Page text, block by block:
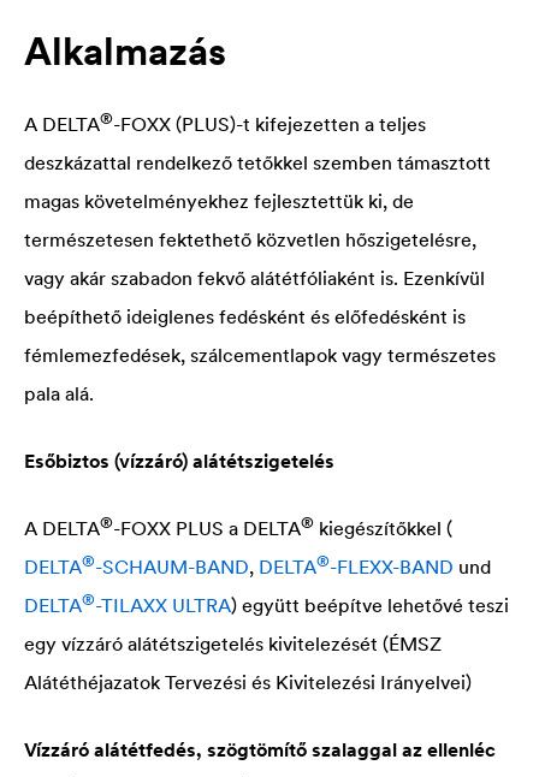
Alkalmazás
A DELTA®-FOXX (PLUS)-t kifejezetten a teljes
deszkázattal rendelkező tetőkkel szemben támasztott
magas követelményekhez fejlesztettük ki, de
természetesen fektethető közvetlen hőszigetelésre,
vagy akár szabadon fekvő alátétfóliaként is. Ezenkívül
beépíthető ideiglenes fedésként és előfedésként is
fémlemezfedések, szálcementlapok vagy természetes
pala alá.
Esőbiztos (vízzáró) alátétszigetelés
A DELTA®-FOXX PLUS a DELTA® kiegészítőkkel (
DELTA®-SCHAUM-BAND, DELTA®-FLEXX-BAND und
DELTA®-TILAXX ULTRA) együtt beépítve lehetővé teszi
egy vízzáró alátétszigetelés kivitelezését (ÉMSZ
Alátéthéjazatok Tervezési és Kivitelezési Irányelvei)
Vízzáró alátétfedés, szögtömítő szalaggal az ellenléc